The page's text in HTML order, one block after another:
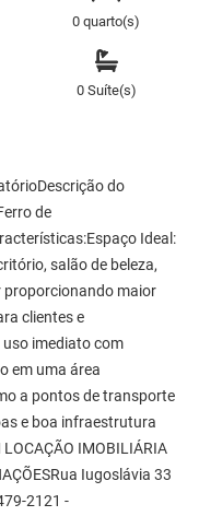
0 quarto(s)
0 Suíte(s)
do
de
Ideal:
salão de beleza,
proporcionando maior
clientes e
imediato com
em uma área
a pontos de transporte
e boa infraestrutura
IMOBILIÁRIA
Iugoslávia 33
2121 -